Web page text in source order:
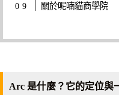
關於呢喃貓商學院
Arc 是什麼？它的定位與